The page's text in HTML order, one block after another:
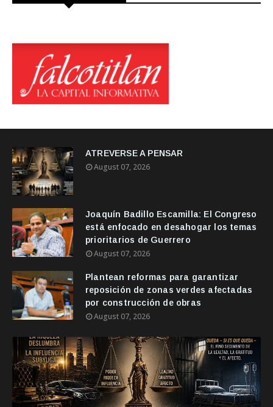
ATREVERSE A PENSAR
August 07, 2026
Joaquín Badillo Escamilla: El Congreso
está enfocado en desahogar los temas
prioritarios de Guerrero
August 07, 2026
Plantean reformas para garantizar
reposición de zonas verdes afectadas
por construcción de obras
August 07, 2026